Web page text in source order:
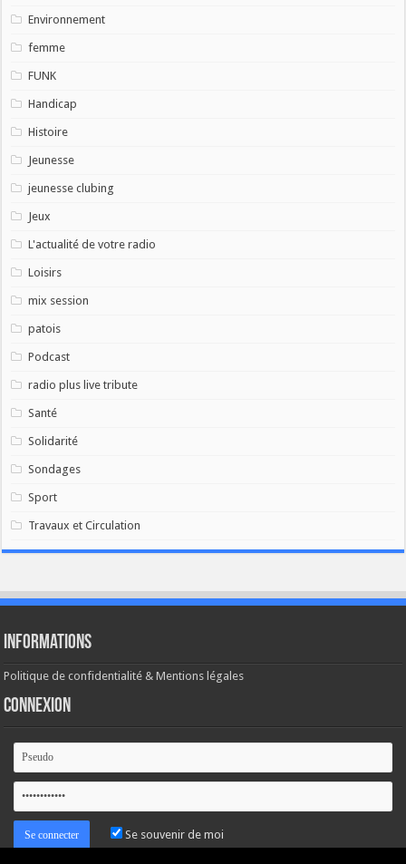
Environnement
femme
FUNK
Handicap
Histoire
Jeunesse
jeunesse clubing
Jeux
L'actualité de votre radio
Loisirs
mix session
patois
Podcast
radio plus live tribute
Santé
Solidarité
Sondages
Sport
Travaux et Circulation
Informations
Politique de confidentialité & Mentions légales
Connexion
Se souvenir de moi